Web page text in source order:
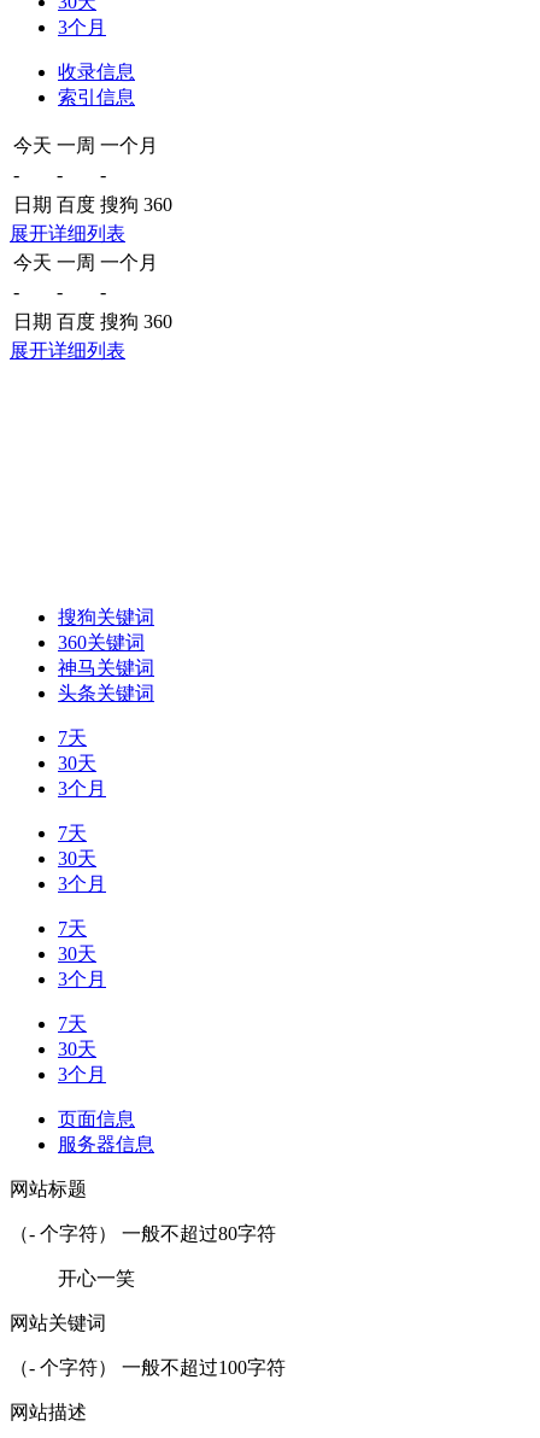
3个月
收录信息
索引信息
今天 一周 一个月
-
-
-
日期 百度 搜狗 360
展开详细列表
今天 一周 一个月
-
-
-
日期 百度 搜狗 360
展开详细列表
搜狗关键词
360关键词
神马关键词
头条关键词
7天
30天
3个月
7天
30天
3个月
7天
30天
3个月
7天
30天
3个月
页面信息
服务器信息
网站标题
（- 个字符） 一般不超过80字符
开心一笑
网站关键词
（- 个字符） 一般不超过100字符
网站描述